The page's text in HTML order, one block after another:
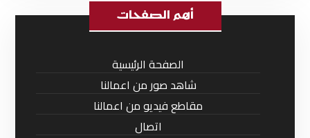
أهم الصفحات
الصفحة الرئيسية
شاهد صور من اعمالنا
مقاطع فيديو من اعمالنا
اتصال